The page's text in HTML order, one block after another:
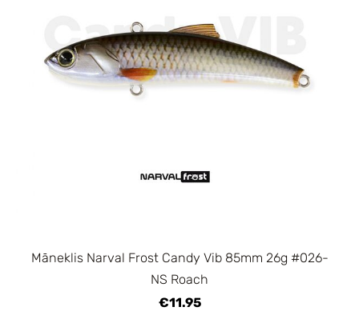
Māneklis Narval Frost Candy Vib 85mm 26g #026-
NS Roach
€11.95